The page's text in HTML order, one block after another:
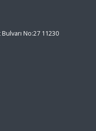
No:27 11230